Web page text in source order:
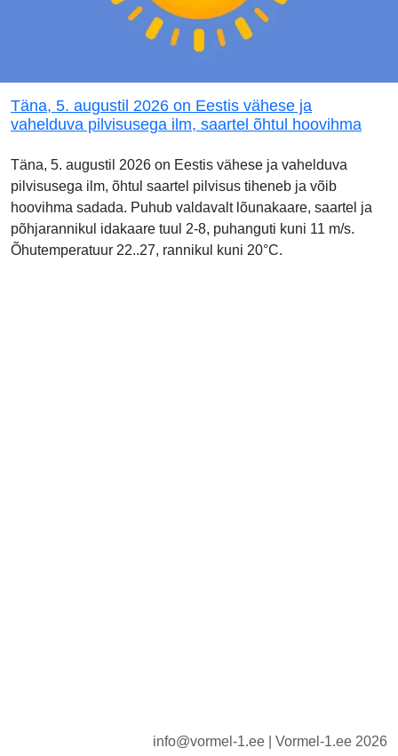
Täna, 5. augustil 2026 on Eestis vähese ja
vahelduva pilvisusega ilm, saartel õhtul hoovihma
Täna, 5. augustil 2026 on Eestis vähese ja vahelduva
pilvisusega ilm, õhtul saartel pilvisus tiheneb ja võib
hoovihma sadada. Puhub valdavalt lõunakaare, saartel ja
põhjarannikul idakaare tuul 2-8, puhanguti kuni 11 m/s.
Õhutemperatuur 22..27, rannikul kuni 20°C.
info@vormel-1.ee | Vormel-1.ee 2026